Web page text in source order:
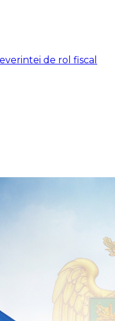
de rol fiscal